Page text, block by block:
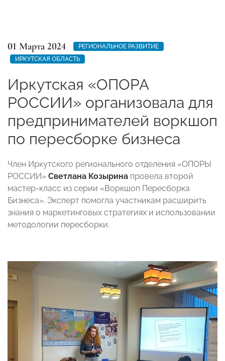
01 Марта 2024
РЕГИОНАЛЬНОЕ РАЗВИТИЕ
ИРКУТСКАЯ ОБЛАСТЬ
Иркутская «ОПОРА
РОССИИ» организовала для
предпринимателей воркшоп
по пересборке бизнеса
Член Иркутского регионального отделения «ОПОРЫ
РОССИИ» Светлана Козырина провела второй
мастер-класс из серии «Воркшоп Пересборка
Бизнеса». Эксперт помогла участникам расширить
знания о маркетинговых стратегиях и использовании
методологии пересборки.